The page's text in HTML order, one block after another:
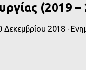
(2019 –
Δεκεμβρίου 2018 ·